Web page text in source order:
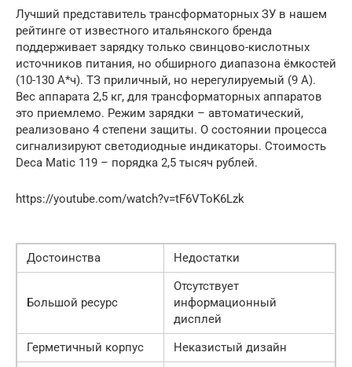
Лучший представитель трансформаторных ЗУ в нашем
рейтинге от известного итальянского бренда
поддерживает зарядку только свинцово-кислотных
источников питания, но обширного диапазона ёмкостей
(10-130 А*ч). ТЗ приличный, но нерегулируемый (9 А).
Вес аппарата 2,5 кг, для трансформаторных аппаратов
это приемлемо. Режим зарядки – автоматический,
реализовано 4 степени защиты. О состоянии процесса
сигнализируют светодиодные индикаторы. Стоимость
Deca Matic 119 – порядка 2,5 тысяч рублей.
https://youtube.com/watch?v=tF6VToK6Lzk
Достоинства Недостатки
Большой ресурс
Отсутствует
информационный
дисплей
Герметичный корпус
Неказистый дизайн